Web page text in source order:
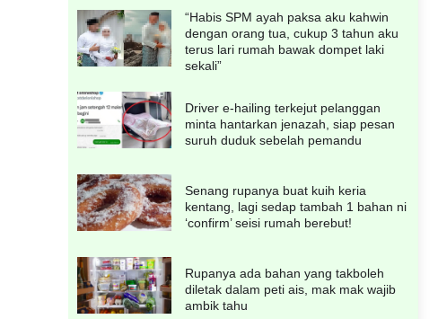
“Habis SPM ayah paksa aku kahwin
dengan orang tua, cukup 3 tahun aku
terus lari rumah bawak dompet laki
sekali”
Driver e-hailing terkejut pelanggan
minta hantarkan jenazah, siap pesan
suruh duduk sebelah pemandu
Senang rupanya buat kuih keria
kentang, lagi sedap tambah 1 bahan ni
‘confirm’ seisi rumah berebut!
Rupanya ada bahan yang takboleh
diletak dalam peti ais, mak mak wajib
ambik tahu